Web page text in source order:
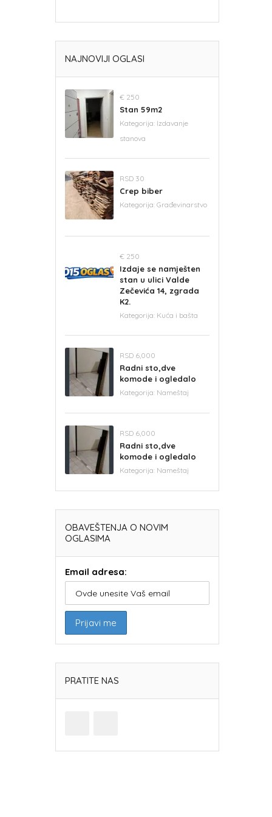
NAJNOVIJI OGLASI
€ 250
Stan 59m2
Kategorija: Izdavanje
stanova
RSD 30
Crep biber
Kategorija: Građevinarstvo
€ 250
Izdaje se namješten
stan u ulici Valde
Zečevića 14, zgrada
K2.
Kategorija: Kuća i bašta
RSD 6,000
Radni sto,dve
komode i ogledalo
Kategorija: Nameštaj
RSD 6,000
Radni sto,dve
komode i ogledalo
Kategorija: Nameštaj
OBAVEŠTENJA O NOVIM
OGLASIMA
Email adresa:
PRATITE NAS